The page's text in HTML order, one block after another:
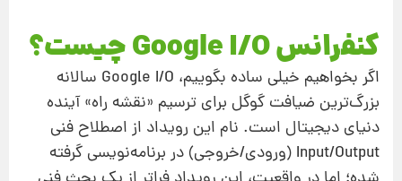
کنفرانس Google I/O چیست؟
اگر بخواهیم خیلی ساده بگوییم، Google I/O سالانه
بزرگ‌ترین ضیافت گوگل برای ترسیم «نقشه راه» آینده
دنیای دیجیتال است. نام این رویداد از اصطلاح فنی
Input/Output (ورودی/خروجی) در برنامه‌نویسی گرفته